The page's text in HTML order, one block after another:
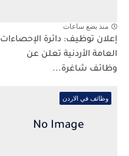
منذ بضع ساعات
إعلان توظيف: دائرة الإحصاءات
العامة الأردنية تعلن عن
وظائف شاغرة...
وظائف في الاردن